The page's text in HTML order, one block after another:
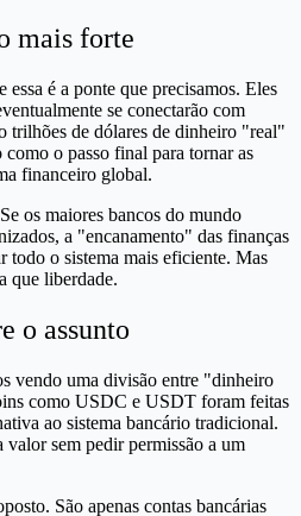
mais forte
essa é a ponte que precisamos. Eles
se conectarão com
trilhões de dólares de dinheiro "real"
como o passo final para tornar as
financeiro global.
os maiores bancos do mundo
a "encanamento" das finanças
todo o sistema mais eficiente. Mas
que liberdade.
o assunto
vendo uma divisão entre "dinheiro
como USDC e USDT foram feitas
ao sistema bancário tradicional.
sem pedir permissão a um
São apenas contas bancárias